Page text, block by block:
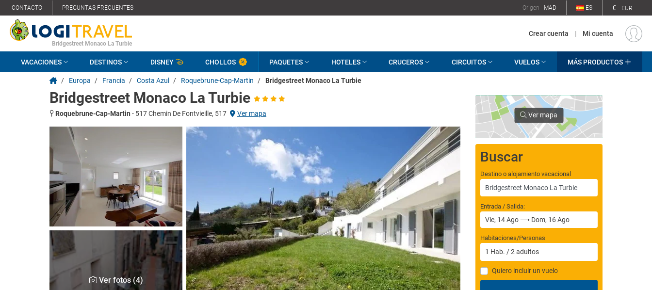
CONTACTO PREGUNTAS FRECUENTES Origen MAD ES € EUR
Bridgestreet Monaco La Turbie
Crear cuenta | Mi cuenta
VACACIONES DESTINOS DISNEY CHOLLOS PAQUETES HOTELES CRUCEROS CIRCUITOS VUELOS MÁS PRODUCTOS
/ Europa / Francia / Costa Azul / Roquebrune-Cap-Martin / Bridgestreet Monaco La Turbie
Bridgestreet Monaco La Turbie
Roquebrune-Cap-Martin - 517 Chemin De Fontvieille, 517 Ver mapa
Ver fotos (4)
Ver mapa
Buscar
Destino o alojamiento vacacional
Entrada / Salida:
Habitaciones/Personas
1 Hab. /2 adultos
Quiero incluir un vuelo